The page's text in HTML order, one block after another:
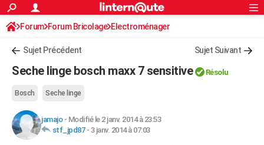
ACTUALITÉS
Politique
Société
Faits Divers
Education
Monde
Villes
+
AUTO
Essais
Réserver un essai
Citadines
Berlines
SUV
Forum auto
+HIGH-TECH
S'inscrire
Connexion
Forum Forum Bricolage Electroménager
Sujet Précédent Sujet Suivant
Seche linge bosch maxx 7 sensitive Résolu
Bosch Seche linge
jamajo- Modifié le 2 janv. 2014 à 23:53
stf_jpd87- 3 janv. 2014 à 07:03